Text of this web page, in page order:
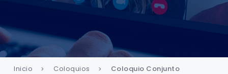
Inicio Coloquios Coloquio Conjunto